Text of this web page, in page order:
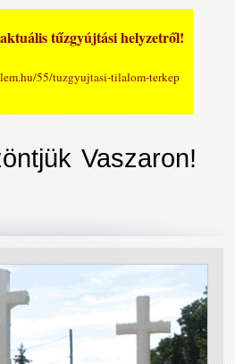
tűzgyújtási helyzetről!
55/tuzgyujtasi-tilalom-terkep
Vaszaron!